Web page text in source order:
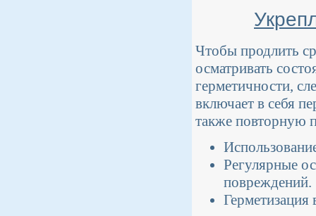
Чтобы продлить
осматривать
герметичности,
включает в себя
также повторную
Регулярные
повреждений.